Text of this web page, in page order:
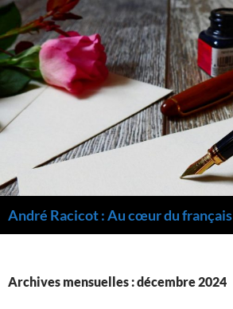
André Racicot : Au cœur du français
Archives mensuelles : décembre 2024